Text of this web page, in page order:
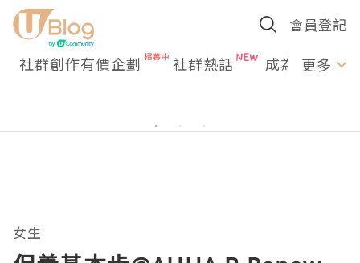
會員登記
社群創作有價企劃 社群熱話 成為U更多
女生